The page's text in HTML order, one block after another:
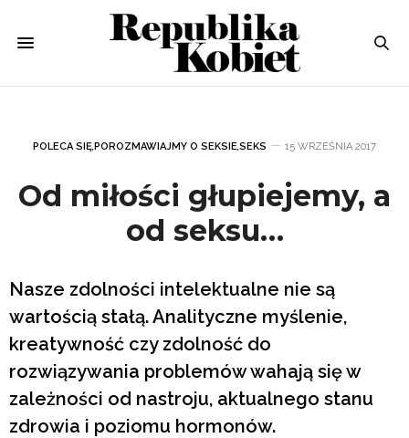
POLECA SIĘ,POROZMAWIAJMY O SEKSIE,SEKS 15 WRZEŚNIA 2017
Od miłości głupiejemy, a
od seksu…
Nasze zdolności intelektualne nie są
wartością stałą. Analityczne myślenie,
kreatywność czy zdolność do
rozwiązywania problemów wahają się w
zależności od nastroju, aktualnego stanu
zdrowia i poziomu hormonów.